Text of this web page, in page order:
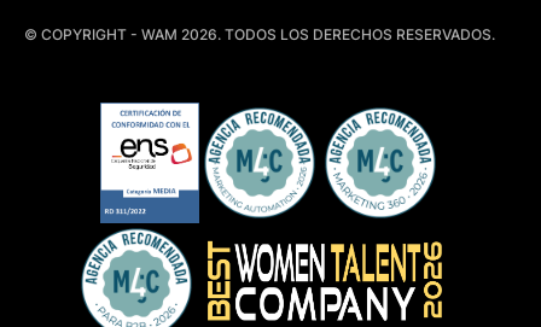
© COPYRIGHT - WAM 2026. TODOS LOS DERECHOS RESERVADOS.